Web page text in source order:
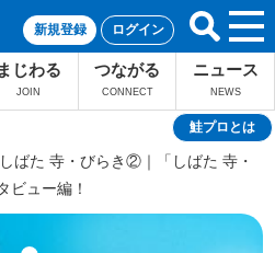
新規登録 ログイン
まじわる
JOIN
つながる
CONNECT
ニュース
NEWS
鮭プロとは
しばた 寺・びらき②｜「しばた 寺・
ビュー編！